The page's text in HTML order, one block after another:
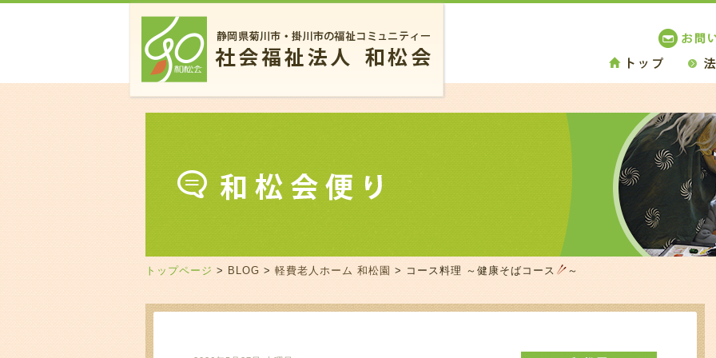
トップページ > BLOG > 軽費老人ホーム 和松園 > コース料理 ～健康そばコース ～